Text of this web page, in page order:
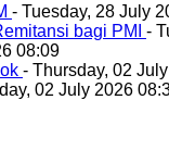
- Tuesday, 28 July
bagi PMI -
08:09
- Thursday, 02
02 July 2026